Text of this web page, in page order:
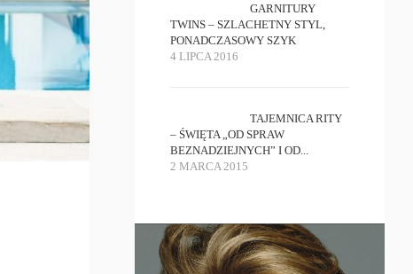
GARNITURY
TWINS – SZLACHETNY STYL,
PONADCZASOWY SZYK
4 LIPCA 2016
TAJEMNICA RITY
– ŚWIĘTA „OD SPRAW
BEZNADZIEJNYCH” I OD...
2 MARCA 2015